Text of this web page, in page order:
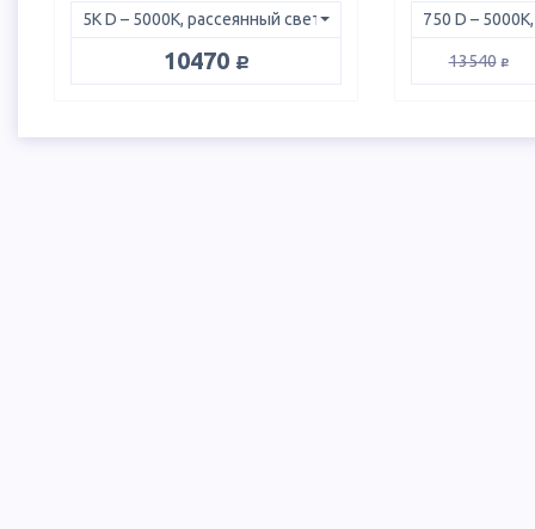
10470 руб. 13540 руб.